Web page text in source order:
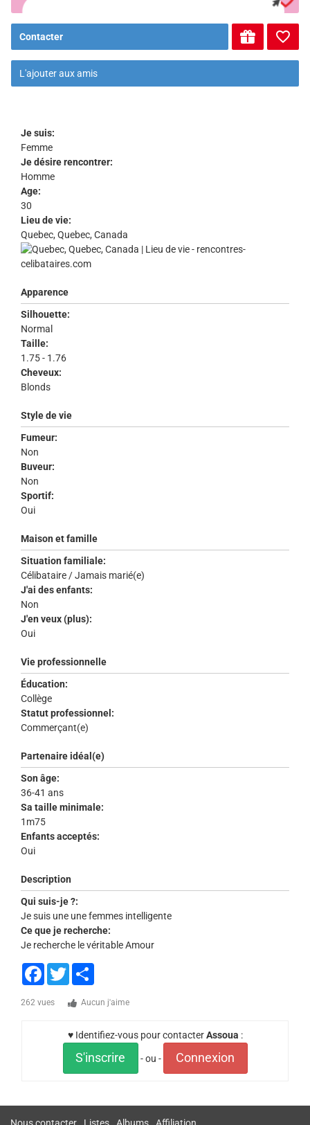
Contacter
L'ajouter aux amis
Je suis:
Femme
Je désire rencontrer:
Homme
Age:
30
Lieu de vie:
Quebec, Quebec, Canada
Apparence
Silhouette:
Normal
Taille:
1.75 - 1.76
Cheveux:
Blonds
Style de vie
Fumeur:
Non
Buveur:
Non
Sportif:
Oui
Maison et famille
Situation familiale:
Célibataire / Jamais marié(e)
J'ai des enfants:
Non
J'en veux (plus):
Oui
Vie professionnelle
Éducation:
Collège
Statut professionnel:
Commerçant(e)
Partenaire idéal(e)
Son âge:
36-41 ans
Sa taille minimale:
1m75
Enfants acceptés:
Oui
Description
Qui suis-je ?:
Je suis une une femmes intelligente
Ce que je recherche:
Je recherche le véritable Amour
Facebook
Twitter
262 vues Aucun j'aime
♥ Identifiez-vous pour contacterAssoua :
S'inscrire - ou - Connexion